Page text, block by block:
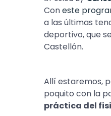
Coneste
a las últimas
deportivo, que
Castellón.
Allí estaremos,
poquito con la
práctica del